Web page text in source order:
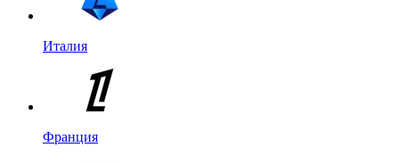
Италия
Франция